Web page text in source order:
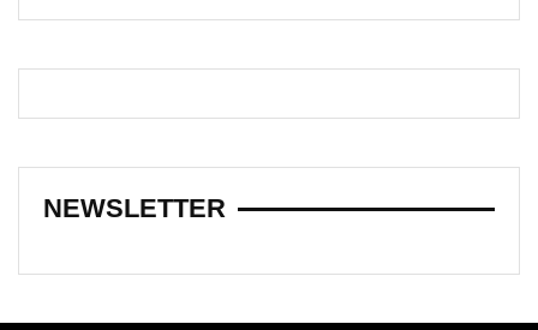
NEWSLETTER